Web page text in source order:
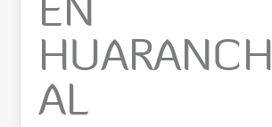
HUARANCH
AL